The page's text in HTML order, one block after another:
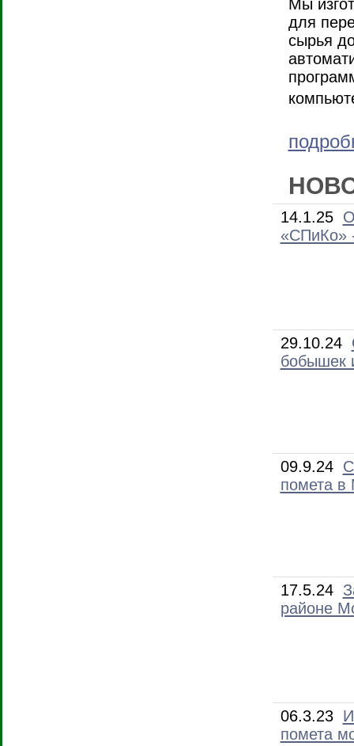
Мы
для
сырья
14.1.25
«СПиКо»
29.10.24
бобышек
09.9.24
помета в
17.5.24
районе
06.3.23
помета